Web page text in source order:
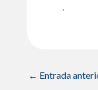
.
← Entrada